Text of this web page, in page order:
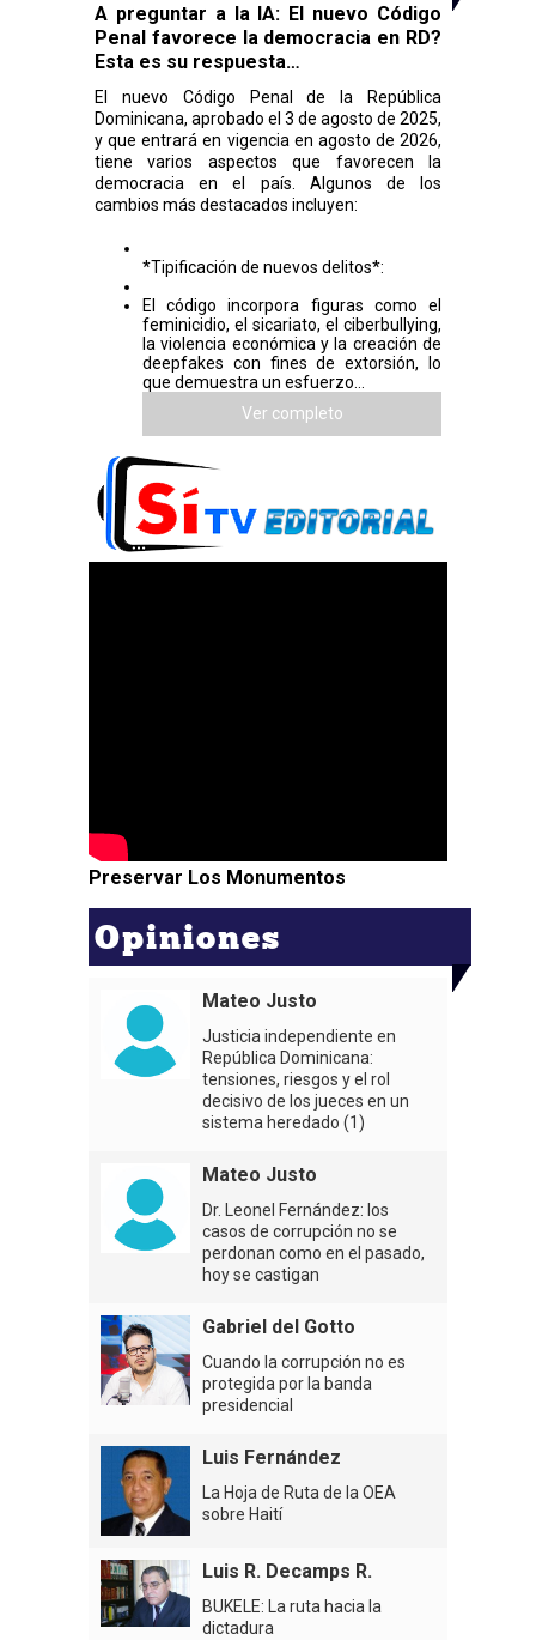
A preguntar a la IA: El nuevo Código
Penal favorece la democracia en RD?
Esta es su respuesta…
El nuevo Código Penal de la República
Dominicana, aprobado el 3 de agosto de 2025,
y que entrará en vigencia en agosto de 2026,
tiene varios aspectos que favorecen la
democracia en el país. Algunos de los
cambios más destacados incluyen:
*Tipificación de nuevos delitos*:
El código incorpora figuras como el
feminicidio, el sicariato, el ciberbullying,
la violencia económica y la creación de
deepfakes con fines de extorsión, lo
que demuestra un esfuerzo...
Ver completo
Preservar Los Monumentos
Opiniones
Mateo Justo
Justicia independiente en
República Dominicana:
tensiones, riesgos y el rol
decisivo de los jueces en un
sistema heredado (1)
Mateo Justo
Dr. Leonel Fernández: los
casos de corrupción no se
perdonan como en el pasado,
hoy se castigan
Gabriel del Gotto
Cuando la corrupción no es
protegida por la banda
presidencial
Luis Fernández
La Hoja de Ruta de la OEA
sobre Haití
Luis R. Decamps R.
BUKELE: La ruta hacia la
dictadura